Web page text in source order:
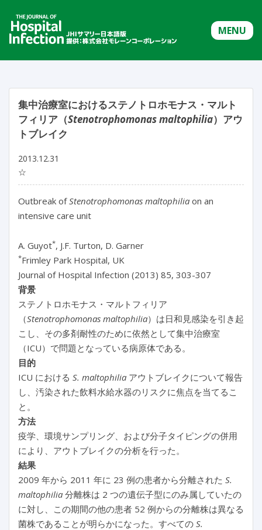
MENU
集中治療室におけるステノトロホモナス・マルト
フィリア（Stenotrophomonas maltophilia）アウ
トブレイク
2013.12.31
☆
Outbreak ofStenotrophomonas maltophilia on an
intensive care unit
A. Guyot*, J.F. Turton, D. Garner
*Frimley Park Hospital, UK
Journal of Hospital Infection (2013) 85, 303-307
背景
ステノトロホモナス・マルトフィリア
（Stenotrophomonas maltophilia）は日和見感染を引き起
こし、その多剤耐性のために依然として集中治療室
（ICU）で問題となっている病原体である。
目的
ICU における S. maltophilia アウトブレイクについて報告
し、汚染された飲料水給水器のリスクに焦点を当てるこ
と。
方法
疫学、環境サンプリング、および分子タイピングの併用
により、アウトブレイクの分析を行った。
結果
2009 年から 2011 年に 23 例の患者から分離された S.
maltophilia 分離株は 2 つの遺伝子型にのみ属していたの
に対し、この期間の他の患者 52 例からの分離株は異なる
菌株であることが明らかになった。すべての S.